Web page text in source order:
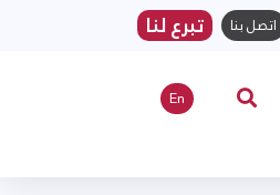
اتصل بنا تبرع لنا
En